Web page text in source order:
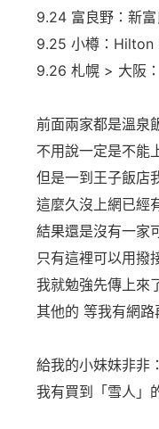
9.24 富良野：新
9.25 小樽：Hilton
9.26 札幌 > 大阪
前面兩家都是溫泉
不用說一定是不能
但是一到王子飯店
這麼久沒上網已經
結果還是沒有一家
只有這裡可以用撥
我就勉強先傳上來
其他的 等我有網
給我的小妹妹非非：
我有買到「雪人」